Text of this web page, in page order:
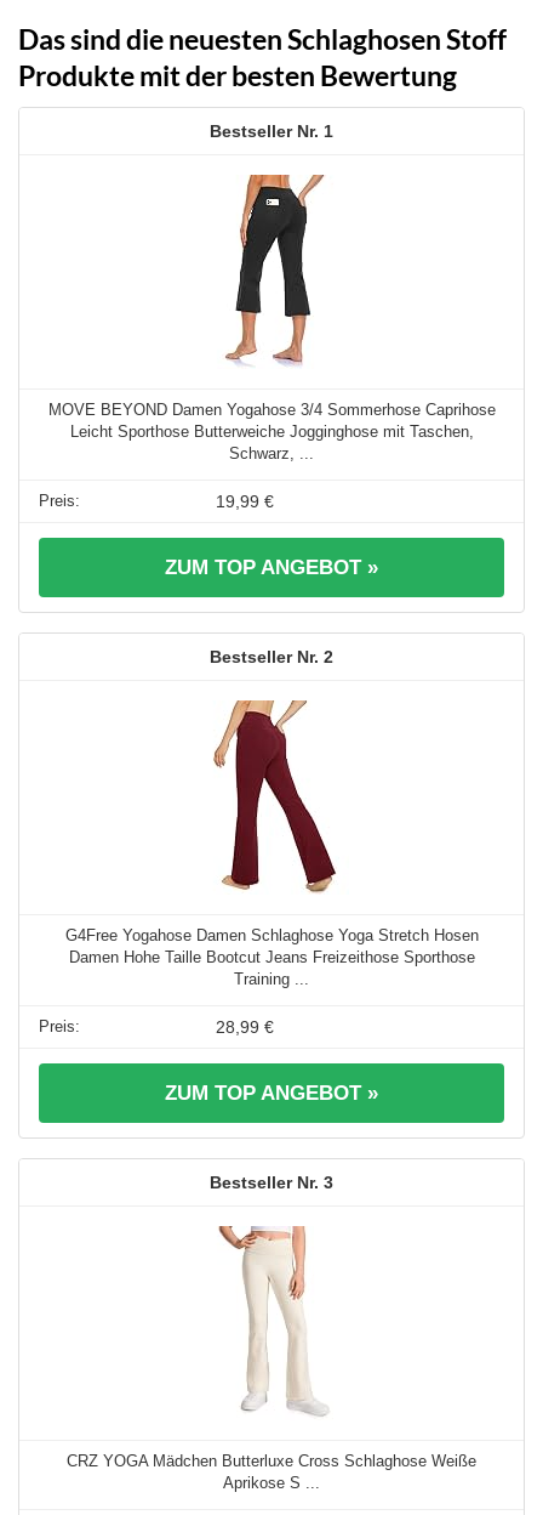
Das sind die neuesten Schlaghosen Stoff
Produkte mit der besten Bewertung
1
MOVE BEYOND Damen Yogahose 3/4 Sommerhose Caprihose
Leicht Sporthose Butterweiche Jogginghose mit Taschen,
Schwarz, ...
19,99 €
ZUM TOP ANGEBOT »
2
G4Free Yogahose Damen Schlaghose Yoga Stretch Hosen
Damen Hohe Taille Bootcut Jeans Freizeithose Sporthose
Training ...
28,99 €
ZUM TOP ANGEBOT »
3
CRZ YOGA Mädchen Butterluxe Cross Schlaghose Weiße
Aprikose S ...